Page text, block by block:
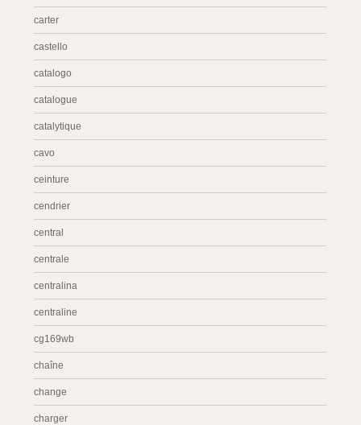
carter
castello
catalogo
catalogue
catalytique
cavo
ceinture
cendrier
central
centrale
centralina
centraline
cg169wb
chaîne
change
charger